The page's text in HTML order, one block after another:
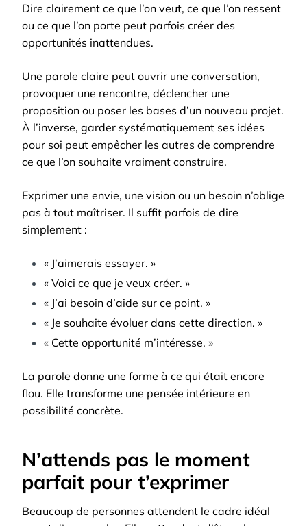
Dire clairement ce que l’on veut, ce que l’on ressent
ou ce que l’on porte peut parfois créer des
opportunités inattendues.
Une parole claire peut ouvrir une conversation,
provoquer une rencontre, déclencher une
proposition ou poser les bases d’un nouveau projet.
À l’inverse, garder systématiquement ses idées
pour soi peut empêcher les autres de comprendre
ce que l’on souhaite vraiment construire.
Exprimer une envie, une vision ou un besoin n’oblige
pas à tout maîtriser. Il suffit parfois de dire
simplement :
« J’aimerais essayer. »
« Voici ce que je veux créer. »
« J’ai besoin d’aide sur ce point. »
« Je souhaite évoluer dans cette direction. »
« Cette opportunité m’intéresse. »
La parole donne une forme à ce qui était encore
flou. Elle transforme une pensée intérieure en
possibilité concrète.
N’attends pas le moment
parfait pour t’exprimer
Beaucoup de personnes attendent le cadre idéal